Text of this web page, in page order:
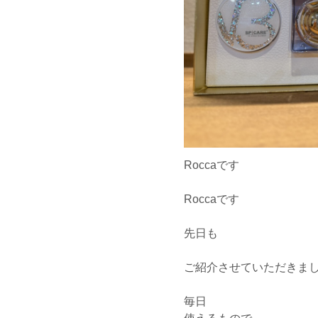
Roccaです
Roccaです
先日も
ご紹介させていただきま
毎日